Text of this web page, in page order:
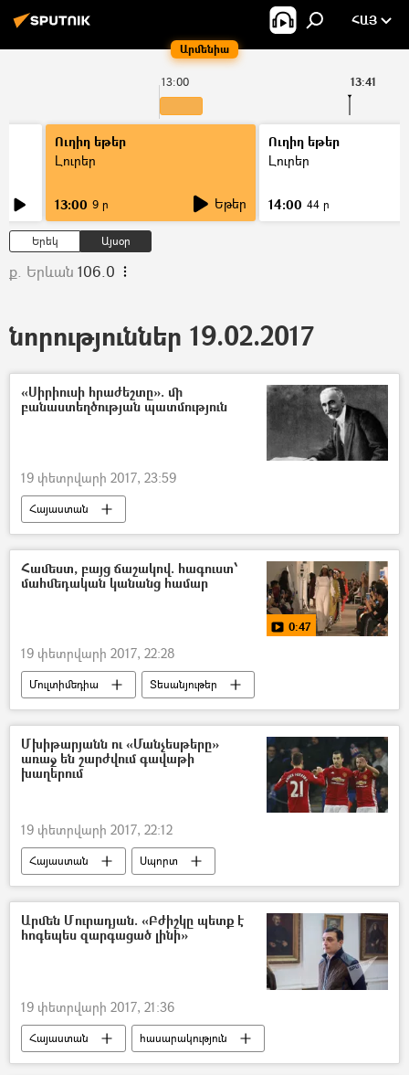
Արմենիա
ՀԱՅ
13:00 13:41
Ուղիղ եթեր
Լուրեր
13:00 9 ր Եթեր
Ուղիղ եթեր
Լուրեր
14:00 44 ր
Երեկ Այսօր
ք. Երևան 106.0
նորություններ 19.02.2017
«Սիրիուսի հրաժեշտը». մի
բանաստեղծության պատմություն
19 փետրվարի 2017, 23:59
Հայաստան
Համեստ, բայց ճաշակով. հագուստ՝
մահմեդական կանանց համար
0:47
19 փետրվարի 2017, 22:28
Մուլտիմեդիա Տեսանյութեր
Մխիթարյանն ու «Մանչեսթերը»
առաջ են շարժվում գավաթի
խաղերում
19 փետրվարի 2017, 22:12
Հայաստան Սպորտ
Արմեն Մուրադյան. «Բժիշկը պետք է
հոգեպես զարգացած լինի»
19 փետրվարի 2017, 21:36
Հայաստան հասարակություն